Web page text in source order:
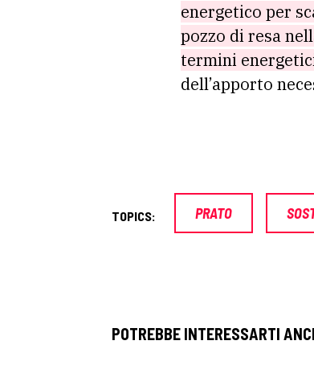
energetico per
pozzo di resa
termini
dell’apporto
TOPICS: PRATO
POTREBBE INTERESSARTI